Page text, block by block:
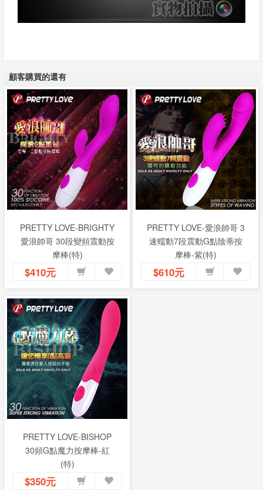
顧客購買的還有
PRETTY LOVE-BRIGHTY
愛浪帥哥 30段變頻震動按
摩棒(特)
$410元
PRETTY LOVE-愛浪帥哥 3
速蠕動7段震動G點陰蒂按
摩棒-紫(特)
$610元
PRETTY LOVE-BISHOP
30頻G點魔力按摩棒-紅
(特)
$350元